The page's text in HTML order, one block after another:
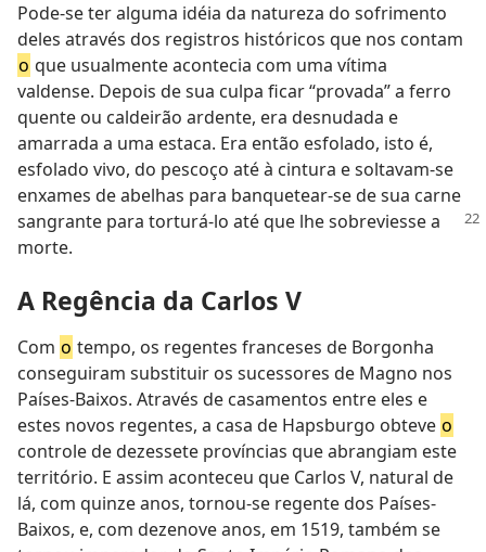
Pode-se ter alguma idéia da natureza do sofrimento
deles através dos registros históricos que nos contam
o que usualmente acontecia com uma vítima
valdense. Depois de sua culpa ficar “provada” a ferro
quente ou caldeirão ardente, era desnudada e
amarrada a uma estaca. Era então esfolado, isto é,
esfolado vivo, do pescoço até à cintura e soltavam-se
enxames de abelhas para banquetear-se de sua carne
sangrante para torturá-lo até que lhe sobreviesse a
morte.
A Regência da Carlos V
Com o tempo, os regentes franceses de Borgonha
conseguiram substituir os sucessores de Magno nos
Países-Baixos. Através de casamentos entre eles e
estes novos regentes, a casa de Hapsburgo obteve o
controle de dezessete províncias que abrangiam este
território. E assim aconteceu que Carlos V, natural de
lá, com quinze anos, tornou-se regente dos Países-
Baixos, e, com dezenove anos, em 1519, também se